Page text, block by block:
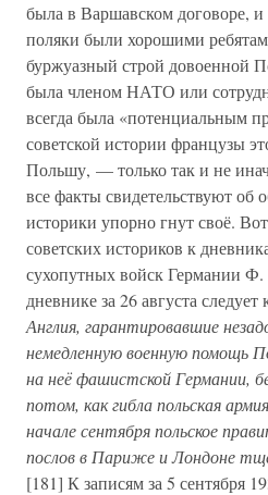
была в Варшавском договоре, и
поляки были хорошими
буржуазный строй довоенной
была членом НАТО или
всегда была «потенциальным
советской истории французы
Польшу, — только так и не
все факты свидетельствуют об
историки упорно гнут своё.
советских историков к
сухопутных войск Германии Ф.
дневнике за 26 августа
Англия, гарантировавшие
немедленную военную помощь
на неё фашистской Германии,
потом, как гибла польская
начале сентября польское
послов в Париже и Лондоне
[181] К записям за 5 сентября